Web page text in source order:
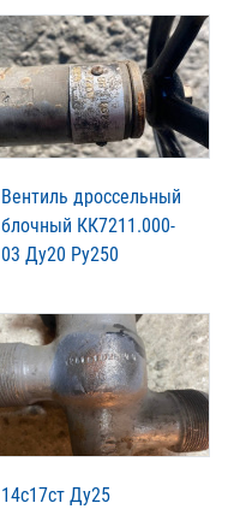
Вентиль дроссельный
блочный КК7211.000-
03 Ду20 Ру250
14с17ст Ду25